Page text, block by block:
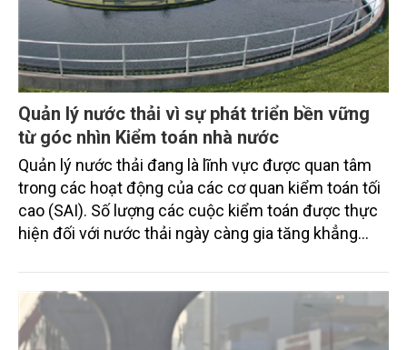
Quản lý nước thải vì sự phát triển bền vững
từ góc nhìn Kiểm toán nhà nước
Quản lý nước thải đang là lĩnh vực được quan tâm
trong các hoạt động của các cơ quan kiểm toán tối
cao (SAI). Số lượng các cuộc kiểm toán được thực
hiện đối với nước thải ngày càng gia tăng khẳng
quan trọng của các vấn đề nước thải và kiểm toán
nước thải.